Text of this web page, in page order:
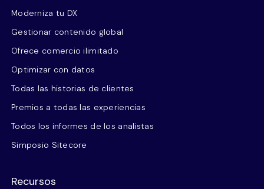
Moderniza tu DX
Gestionar contenido global
Ofrece comercio ilimitado
Optimizar con datos
Todas las historias de clientes
Premios a todas las experiencias
Todos los informes de los analistas
Simposio Sitecore
Recursos